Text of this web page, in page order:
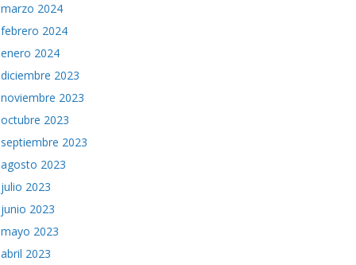
marzo 2024
febrero 2024
enero 2024
diciembre 2023
noviembre 2023
octubre 2023
septiembre 2023
agosto 2023
julio 2023
junio 2023
mayo 2023
abril 2023